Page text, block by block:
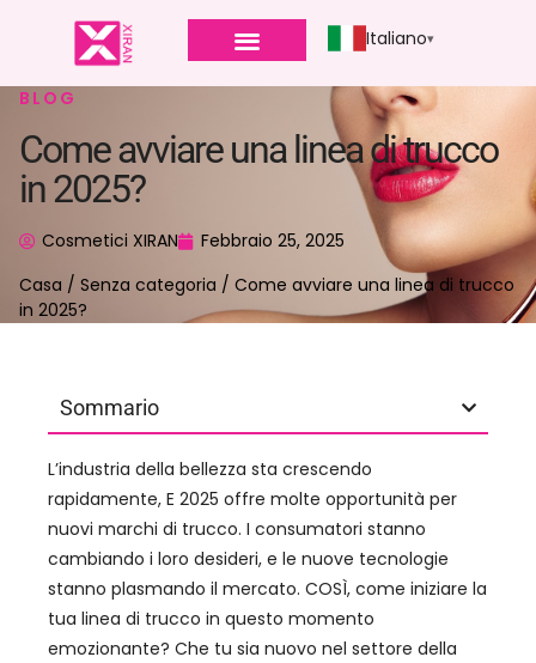
Italiano
BLOG
Come avviare una linea di trucco
in 2025?
Cosmetici XIRAN
Febbraio 25, 2025
Casa / Senza categoria / Come avviare una linea di trucco
in 2025?
Sommario
L’industria della bellezza sta crescendo
rapidamente, E 2025 offre molte opportunità per
nuovi marchi di trucco. I consumatori stanno
cambiando i loro desideri, e le nuove tecnologie
stanno plasmando il mercato. COSÌ, come iniziare la
tua linea di trucco in questo momento
emozionante? Che tu sia nuovo nel settore della